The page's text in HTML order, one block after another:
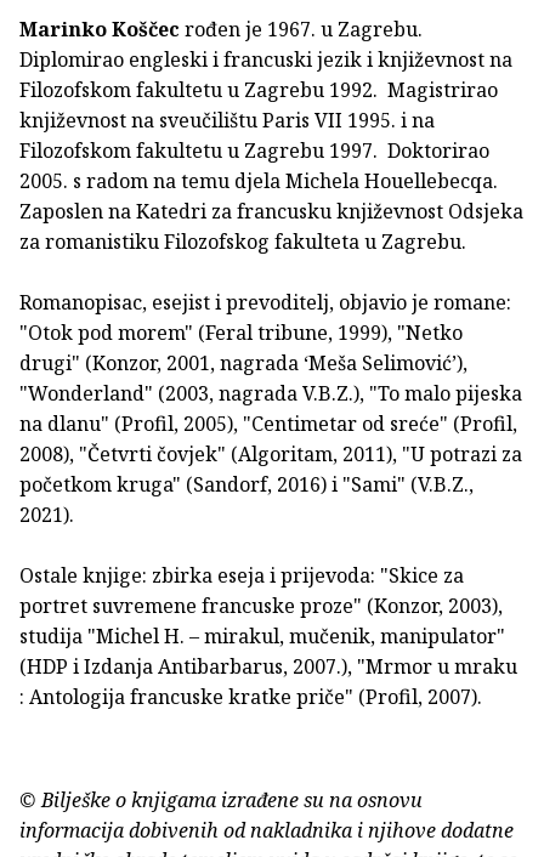
Marinko Koščec rođen je 1967. u Zagrebu.
Diplomirao engleski i francuski jezik i književnost na
Filozofskom fakultetu u Zagrebu 1992. Magistrirao
književnost na sveučilištu Paris VII 1995. i na
Filozofskom fakultetu u Zagrebu 1997. Doktorirao
2005. s radom na temu djela Michela Houellebecqa.
Zaposlen na Katedri za francusku književnost Odsjeka
za romanistiku Filozofskog fakulteta u Zagrebu.
Romanopisac, esejist i prevoditelj, objavio je romane:
"Otok pod morem" (Feral tribune, 1999), "Netko
drugi" (Konzor, 2001, nagrada ‘Meša Selimović’),
"Wonderland" (2003, nagrada V.B.Z.), "To malo pijeska
na dlanu" (Profil, 2005), "Centimetar od sreće" (Profil,
2008), "Četvrti čovjek" (Algoritam, 2011), "U potrazi za
početkom kruga" (Sandorf, 2016) i "Sami" (V.B.Z.,
2021).
Ostale knjige: zbirka eseja i prijevoda: "Skice za
portret suvremene francuske proze" (Konzor, 2003),
studija "Michel H. – mirakul, mučenik, manipulator"
(HDP i Izdanja Antibarbarus, 2007.), "Mrmor u mraku
: Antologija francuske kratke priče" (Profil, 2007).
© Bilješke o knjigama izrađene su na osnovu
informacija dobivenih od nakladnika i njihove dodatne